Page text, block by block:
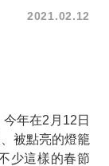
2021.02.12
年在2月12日
被點亮的燈籠
少這樣的春節